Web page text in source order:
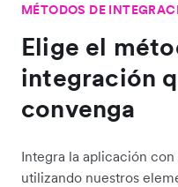
MÉTODOS DE
Elige el
integración
convenga
Integra la aplicación
utilizando nuestros